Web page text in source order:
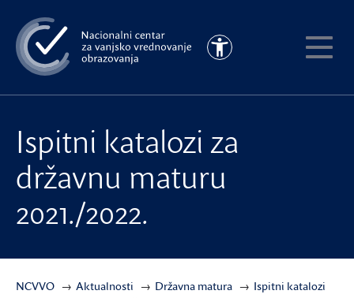
na
glavni
sadržaj
Pristupačnost
Ispitni katalozi za
državnu maturu
2021./2022.
NCVVO Aktualnosti Državna matura
Ispitni katalozi